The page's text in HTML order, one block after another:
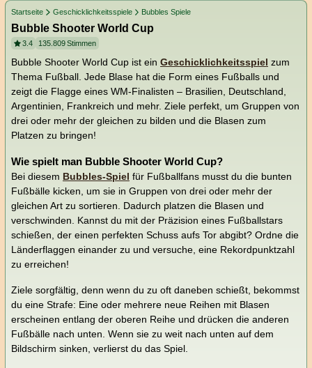
Startseite Geschicklichkeitsspiele Bubbles Spiele
Bubble Shooter World Cup
3.4 135.809Stimmen
Bubble Shooter World Cup ist ein Geschicklichkeitsspiel zum
Thema Fußball. Jede Blase hat die Form eines Fußballs und
zeigt die Flagge eines WM-Finalisten – Brasilien, Deutschland,
Argentinien, Frankreich und mehr. Ziele perfekt, um Gruppen von
drei oder mehr der gleichen zu bilden und die Blasen zum
Platzen zu bringen!
Wie spielt man Bubble Shooter World Cup?
Bei diesem Bubbles-Spiel für Fußballfans musst du die bunten
Fußbälle kicken, um sie in Gruppen von drei oder mehr der
gleichen Art zu sortieren. Dadurch platzen die Blasen und
verschwinden. Kannst du mit der Präzision eines Fußballstars
schießen, der einen perfekten Schuss aufs Tor abgibt? Ordne die
Länderflaggen einander zu und versuche, eine Rekordpunktzahl
zu erreichen!
Ziele sorgfältig, denn wenn du zu oft daneben schießt, bekommst
du eine Strafe: Eine oder mehrere neue Reihen mit Blasen
erscheinen entlang der oberen Reihe und drücken die anderen
Fußbälle nach unten. Wenn sie zu weit nach unten auf dem
Bildschirm sinken, verlierst du das Spiel.